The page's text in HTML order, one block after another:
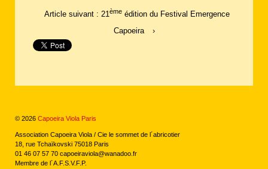
Article suivant : 21ème édition du Festival Emergence
Capoeira
›
© 2026 Capoeira Viola Paris
Association Capoeira Viola / Cie le sommet de l´abricotier
18, rue Tchaïkovski 75018 Paris
01 46 07 57 70 capoeiraviola@wanadoo.fr
Membre de l´A.F.S.V.F.P.